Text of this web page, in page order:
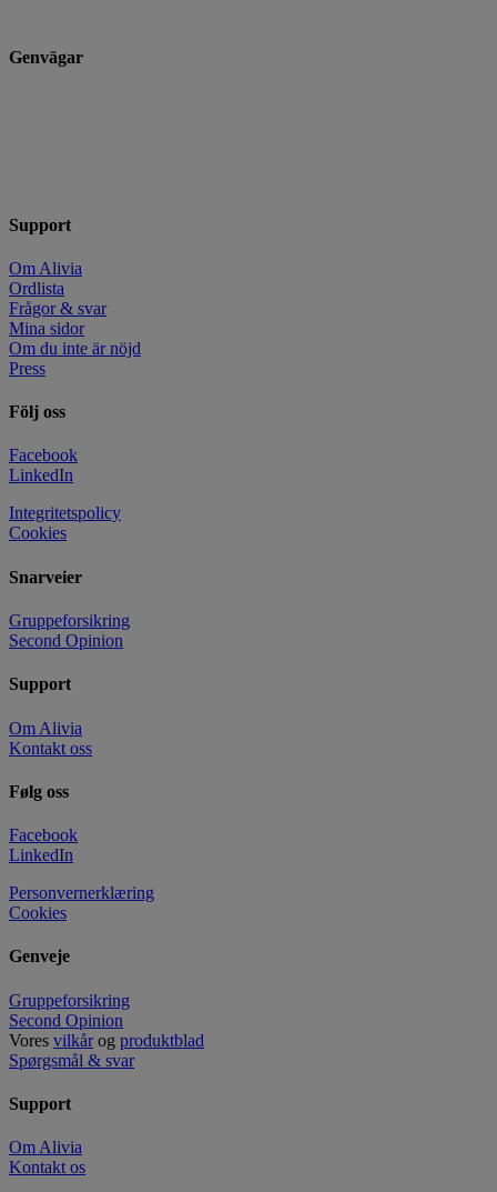
Genvägar
Support
Om Alivia
Ordlista
Frågor & svar
Mina sidor
Om du inte är nöjd
Press
Följ oss
Facebook
LinkedIn
Integritetspolicy
Cookies
Snarveier
Gruppeforsikring
Second Opinion
Support
Om Alivia
Kontakt oss
Følg oss
Facebook
LinkedIn
Personvernerklæring
Cookies
Genveje
Gruppeforsikring
Second Opinion
Vores vilkår og produktblad
Spørgsmål & svar
Support
Om Alivia
Kontakt os